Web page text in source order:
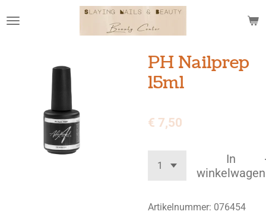
direct
hoofdinhoud
PH Nailprep
15ml
€ 7,50
In
winkelwagen
Artikelnummer: 076454